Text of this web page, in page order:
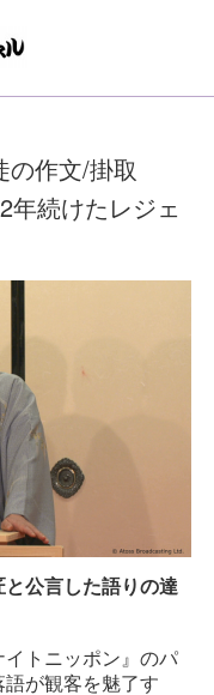
の作文/掛取
年続けたレジェ